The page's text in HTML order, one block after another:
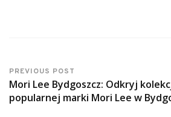
PREVIOUS POST
Mori Lee Bydgoszcz: Odkryj
popularnej marki Mori Lee w